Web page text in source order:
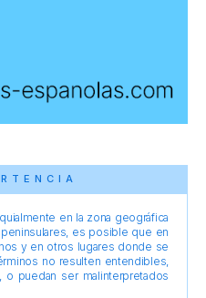
en la zona geográfica
es posible que en
y en otros lugares donde se
no resulten entendibles,
puedan ser malinterpretados